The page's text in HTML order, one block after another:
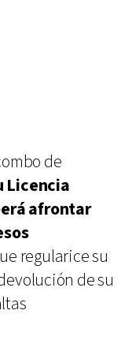
de
Licencia
afrontar
regularice su
de su